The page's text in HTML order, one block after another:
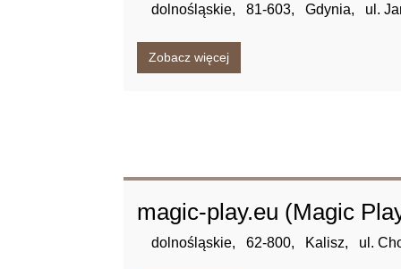
dolnośląskie, 81-603, Gdynia, ul.
Zobacz więcej
magic-play.eu (Magic
dolnośląskie, 62-800, Kalisz, ul.